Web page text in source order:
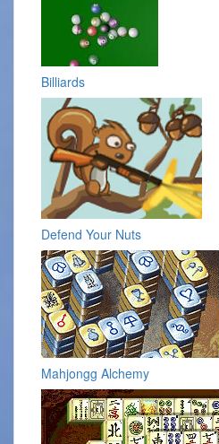
Billiards
Defend Your Nuts
Mahjongg Alchemy